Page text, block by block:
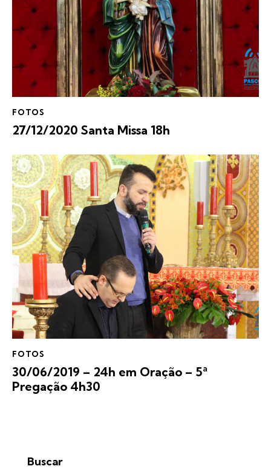
FOTOS
27/12/2020 Santa Missa 18h
FOTOS
30/06/2019 – 24h em Oração – 5ª
Pregação 4h30
Buscar